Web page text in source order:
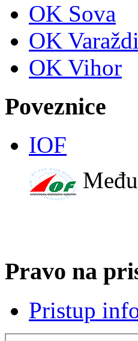
OK Sova
OK
OK Vihor
Poveznice
IOF
Pravo na
Pristup